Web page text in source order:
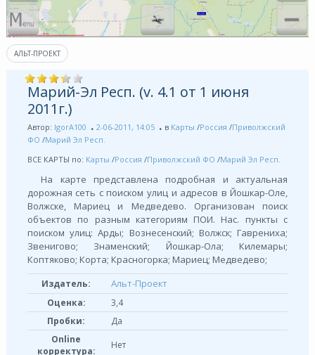
АЛЬТ-ПРОЕКТ
Марий-Эл Респ. (v. 4.1 от 1 июня
2011г.)
Автор: IgorA100 2-06-2011, 14:05 в Карты /Россия /Приволжский
ФО /Марий Эл Респ.
ВСЕ КАРТЫ по: Карты /Россия /Приволжский ФО /Марий Эл Респ.
На карте представлена подробная и актуальная
дорожная сеть с поиском улиц и адресов в Йошкар-Оле,
Волжске, Мариец и Медведево. Организован поиск
объектов по разным категориям ПОИ. Нас. пункты с
поиском улиц: Арды; Вознесенский; Волжск; Гаврениха;
Звенигово; Знаменский; Йошкар-Ола; Килемары;
Коптяково; Корта; Красногорка; Мариец; Медведево;
Издатель: Альт-Проект
Оценка:
3,4
Пробки:
Да
Online
корректура:
Нет